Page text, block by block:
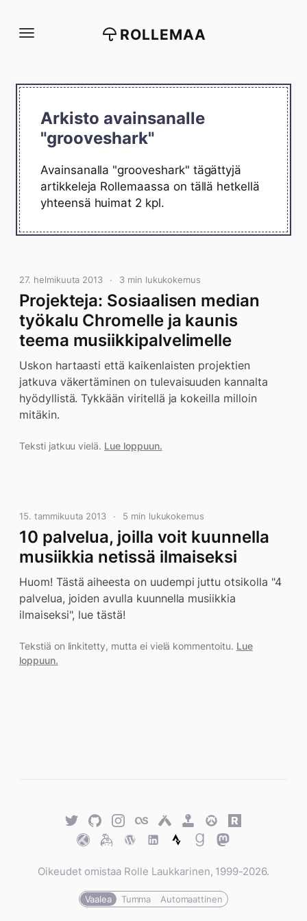
suoraan
ROLLEMAA
Arkisto avainsanalle
"grooveshark"
Avainsanalla "grooveshark" tägättyjä
artikkeleja Rollemaassa on tällä hetkellä
yhteensä huimat 2 kpl.
27. helmikuuta 2013 3 min lukukokemus
Projekteja: Sosiaalisen median
työkalu Chromelle ja kaunis
teema musiikkipalvelimelle
Uskon hartaasti että kaikenlaisten projektien
jatkuva väkertäminen on tulevaisuuden kannalta
hyödyllistä. Tykkään viritellä ja kokeilla milloin
mitäkin.
Teksti jatkuu vielä. Lue loppuun.
15. tammikuuta 2013 5 min lukukokemus
10 palvelua, joilla voit kuunnella
musiikkia netissä ilmaiseksi
Huom! Tästä aiheesta on uudempi juttu otsikolla "4
palvelua, joiden avulla kuunnella musiikkia
ilmaiseksi", lue tästä!
Tekstiä on linkitetty, mutta ei vielä kommentoitu. Lue
loppuun.
TwitterGitHubTwitterLast.fmUntappd
Retro
Achievements
Overwatch
Rawg.io
TraktKeybaseWordPress
WordPress
StravaGoodreads
Mastodon
Oikeudet omistaa Rolle Laukkarinen, 1999-2026.
Vaalea Tumma Automaattinen